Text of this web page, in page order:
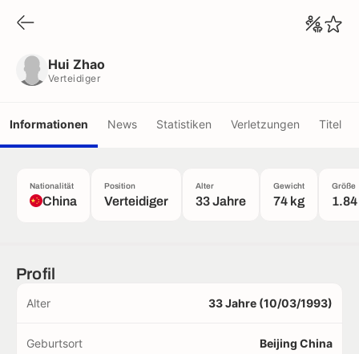
Hui Zhao
Verteidiger
Informationen News Statistiken Verletzungen Titel
Nationalität
China
Position
Verteidiger
Alter
33 Jahre
Gewicht
74 kg
Größe
Profil
Alter 33 Jahre (10/03/1993)
Geburtsort Beijing China